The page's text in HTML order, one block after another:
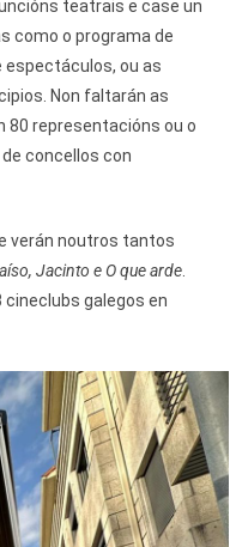
teatrais e case un
como o programa de
espectáculos, ou as
Non faltarán as
80 representacións ou o
concellos con
verán noutros tantos
Jacinto e O que arde.
cineclubs galegos en